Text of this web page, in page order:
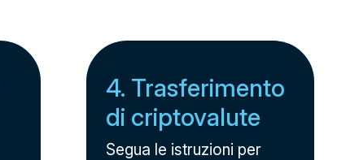
4. Trasferimento
di criptovalute
Segua le istruzioni per